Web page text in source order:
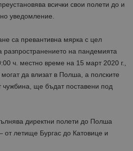
всички свои полети до и
уведомление.
са превантивна мярка с цел
на пандемията
ч. местно време на 15 март 2020 г.,
да влизат в Полша, а полските
чужбина, ще бъдат поставени под
директни полети до Полша
от летище Бургас до Катовице и